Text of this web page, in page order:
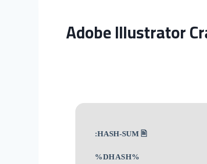
Adobe Illustrator
🖹 HASH-SUM:
%DHASH%